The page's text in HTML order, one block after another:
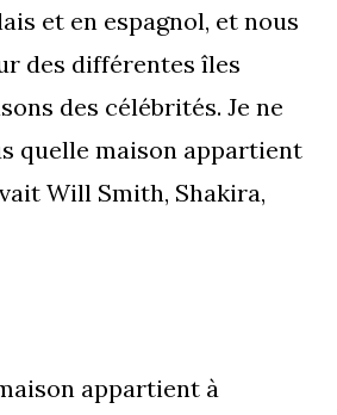
et en espagnol, et nous
des différentes îles
des célébrités. Je ne
quelle maison appartient
Will Smith, Shakira,
appartient à